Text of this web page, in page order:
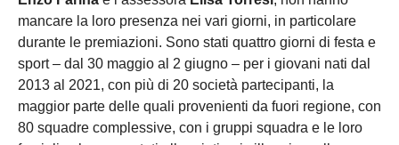
mancare la loro presenza nei vari giorni, in particolare
durante le premiazioni. Sono stati quattro giorni di festa e
sport – dal 30 maggio al 2 giugno – per i giovani nati dal
2013 al 2021, con più di 20 società partecipanti, la
maggior parte delle quali provenienti da fuori regione, con
80 squadre complessive, con i gruppi squadra e le loro